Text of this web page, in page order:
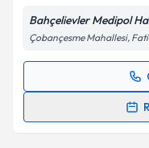
Kişisel
'ni
kapsamda
Bahçelievler Medipol
Çobançesme Mahallesi,
Randevu